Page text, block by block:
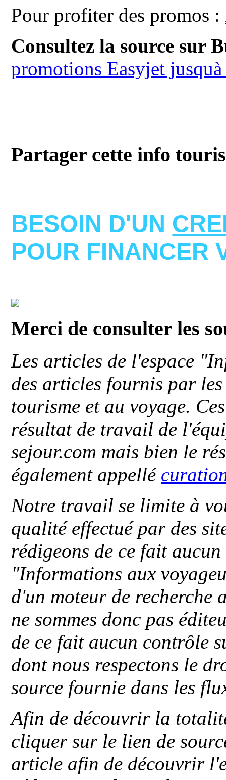
Pour profiter des promos :
Consultez la source sur
promotions Easyjet
Partager cette info
BESOIN D'UN
POUR FINANCER
Merci de consulter les
Les articles de l'espace
des articles fournis par
tourisme et au voyage.
résultat de travail de
sejour.com mais bien le
également appellé
Notre travail se limite à
qualité effectué par des
rédigeons de ce fait
"Informations aux
d'un moteur de recherche
ne sommes donc pas
de ce fait aucun contrôle
dont nous respectons le
source fournie dans les
Afin de découvrir la
cliquer sur le lien de
article afin de découvrir